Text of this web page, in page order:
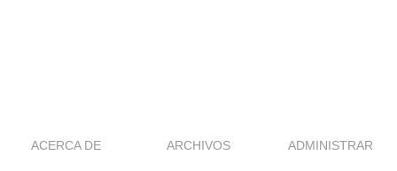
ACERCA DE ARCHIVOS ADMINISTRAR